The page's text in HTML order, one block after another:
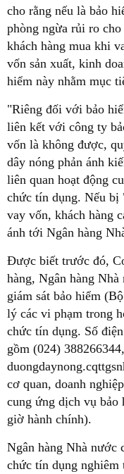
cho rằng nếu là bảo
phòng ngừa rủi ro
khách hàng mua khi
vốn sản xuất, kinh
hiểm này nhằm mục
"Riêng đối với bảo
liên kết với công ty
vốn là không được,
dây nóng phản ánh
liên quan hoạt động
chức tín dụng. Nếu bị
vay vốn, khách hàng
ánh tới Ngân hàng
Được biết trước đó,
hàng, Ngân hàng
giám sát bảo hiểm
lý các vi phạm trong
chức tín dụng. Số
gồm (024)
cơ quan, doanh
cung ứng dịch vụ bảo
giờ hành chính).
Ngân hàng Nhà nước
chức tín dụng nghiêm